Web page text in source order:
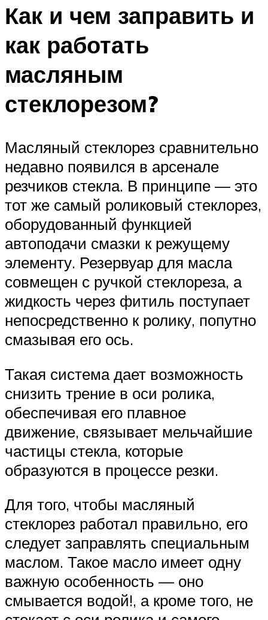
Как и чем заправить и
как работать
масляным
стеклорезом?
Масляный стеклорез сравнительно
недавно появился в арсенале
резчиков стекла. В принципе — это
тот же самый роликовый стеклорез,
оборудованный функцией
автоподачи смазки к режущему
элементу. Резервуар для масла
совмещен с ручкой стеклореза, а
жидкость через фитиль поступает
непосредственно к ролику, попутно
смазывая его ось.
Такая система дает возможность
снизить трение в оси ролика,
обеспечивая его плавное
движение, связывает мельчайшие
частицы стекла, которые
образуются в процессе резки.
Для того, чтобы масляный
стеклорез работал правильно, его
следует заправлять специальным
маслом. Такое масло имеет одну
важную особенность — оно
смывается водой!, а кроме того, не